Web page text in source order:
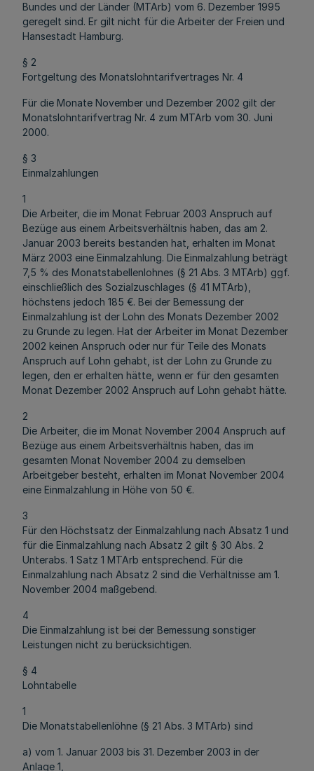
Bundes und der Länder (MTArb) vom 6. Dezember 1995
geregelt sind. Er gilt nicht für die Arbeiter der Freien und
Hansestadt Hamburg.
§ 2
Fortgeltung des Monatslohntarifvertrages Nr. 4
Für die Monate November und Dezember 2002 gilt der
Monatslohntarifvertrag Nr. 4 zum MTArb vom 30. Juni
2000.
§ 3
Einmalzahlungen
1
Die Arbeiter, die im Monat Februar 2003 Anspruch auf
Bezüge aus einem Arbeitsverhältnis haben, das am 2.
Januar 2003 bereits bestanden hat, erhalten im Monat
März 2003 eine Einmalzahlung. Die Einmalzahlung beträgt
7,5 % des Monatstabellenlohnes (§ 21 Abs. 3 MTArb) ggf.
einschließlich des Sozialzuschlages (§ 41 MTArb),
höchstens jedoch 185 €. Bei der Bemessung der
Einmalzahlung ist der Lohn des Monats Dezember 2002
zu Grunde zu legen. Hat der Arbeiter im Monat Dezember
2002 keinen Anspruch oder nur für Teile des Monats
Anspruch auf Lohn gehabt, ist der Lohn zu Grunde zu
legen, den er erhalten hätte, wenn er für den gesamten
Monat Dezember 2002 Anspruch auf Lohn gehabt hätte.
2
Die Arbeiter, die im Monat November 2004 Anspruch auf
Bezüge aus einem Arbeitsverhältnis haben, das im
gesamten Monat November 2004 zu demselben
Arbeitgeber besteht, erhalten im Monat November 2004
eine Einmalzahlung in Höhe von 50 €.
3
Für den Höchstsatz der Einmalzahlung nach Absatz 1 und
für die Einmalzahlung nach Absatz 2 gilt § 30 Abs. 2
Unterabs. 1 Satz 1 MTArb entsprechend. Für die
Einmalzahlung nach Absatz 2 sind die Verhältnisse am 1.
November 2004 maßgebend.
4
Die Einmalzahlung ist bei der Bemessung sonstiger
Leistungen nicht zu berücksichtigen.
§ 4
Lohntabelle
1
Die Monatstabellenlöhne (§ 21 Abs. 3 MTArb) sind
a) vom 1. Januar 2003 bis 31. Dezember 2003 in der
Anlage 1,